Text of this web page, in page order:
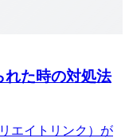
れた時の対処法
エイトリンク）が